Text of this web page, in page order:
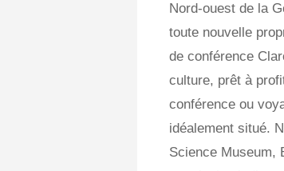
Nord-ouest de la
toute nouvelle
de conférence
culture, prêt à
conférence ou
idéalement situé.
Science Museum,